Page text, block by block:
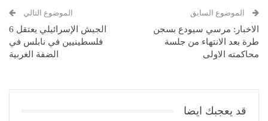
البريد الإلكتروني
الموضوع السابق
الاخبار: مرسي سيودع بسجن
طرة بعد الانتهاء من جلسة
محاكمته الاولى
الموضوع التالي
الجيش الإسرائيلي يعتقل 6
فلسطينيين في نابلس في
الضفة الغربية
قد يعجبك ايضا